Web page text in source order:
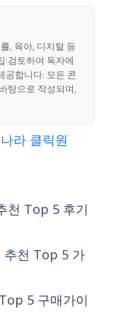
, 육아, 디지털 등
검토하여 독자에
공합니다. 모든 콘
탕으로 작성되며,
라 클릭원
천 Top 5 후기
추천 Top 5 가
5 구매가이